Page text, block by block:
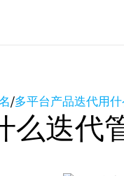
/多平台产品迭代用
么迭代